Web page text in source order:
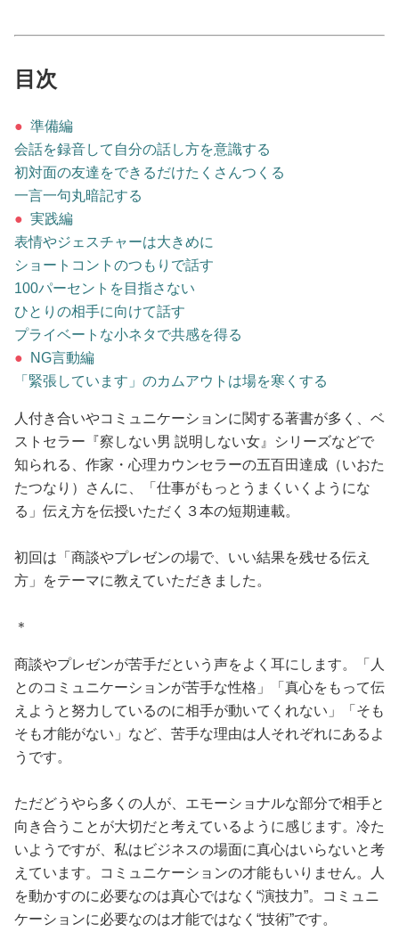
カルチャー/エンタメ
性と愛
ゲーム
目次
● 準備編
会話を録音して自分の話し方を意識する
初対面の友達をできるだけたくさんつくる
一言一句丸暗記する
● 実践編
表情やジェスチャーは大きめに
ショートコントのつもりで話す
100パーセントを目指さない
ひとりの相手に向けて話す
プライベートな小ネタで共感を得る
●
NG言動編
「緊張しています」のカムアウトは場を寒くする
人付き合いやコミュニケーションに関する著書が多く、ベ
ストセラー『察しない男 説明しない女』シリーズなどで
知られる、作家・心理カウンセラーの五百田達成（いおた
たつなり）さんに、「仕事がもっとうまくいくようにな
る」伝え方を伝授いただく３本の短期連載。
初回は「商談やプレゼンの場で、いい結果を残せる伝え
方」をテーマに教えていただきました。
＊
商談やプレゼンが苦手だという声をよく耳にします。「人
とのコミュニケーションが苦手な性格」「真心をもって伝
えようと努力しているのに相手が動いてくれない」「そも
そも才能がない」など、苦手な理由は人それぞれにあるよ
うです。
ただどうやら多くの人が、エモーショナルな部分で相手と
向き合うことが大切だと考えているように感じます。冷た
いようですが、私はビジネスの場面に真心はいらないと考
えています。コミュニケーションの才能もいりません。人
を動かすのに必要なのは真心ではなく“演技力”。コミュニ
ケーションに必要なのは才能ではなく“技術”です。